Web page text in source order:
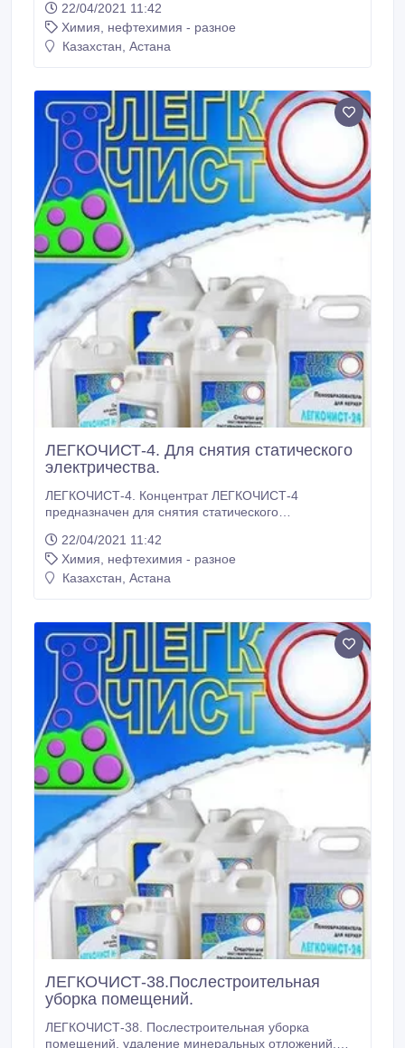
и иных производственных помещений. А также для
мойки и обезжиривания пищевого оборудования,
посуды, тары, емкостей, трубопроводов,
комплекса.
22/04/2021 11:42
Химия, нефтехимия - разное
Казахстан, Астана
ЛЕГКОЧИСТ-4. Для снятия статического
электричества.
ЛЕГКОЧИСТ-4. Концентрат ЛЕГКОЧИСТ-4
предназначен для снятия статического
поверхностей: стен, потолков, технологического
оборудования из металлов, стекла, полимерных
материалов в производственных и бытовых
различных помещений, а также для снижения
пылеобразования пылящих поверхностей.
22/04/2021 11:42
Химия, нефтехимия - разное
Казахстан, Астана
ЛЕГКОЧИСТ-38.Послестроительная
уборка помещений.
ЛЕГКОЧИСТ-38. Послестроительная уборка
помещений, удаление минеральных отложений,